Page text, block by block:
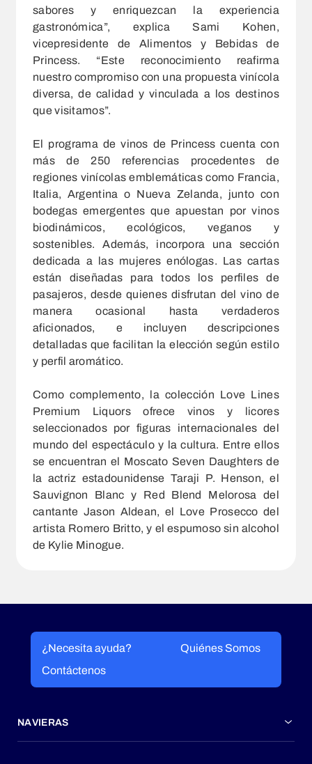
sabores y enriquezcan la experiencia
gastronómica”, explica Sami Kohen,
vicepresidente de Alimentos y Bebidas de
Princess. “Este reconocimiento reafirma
nuestro compromiso con una propuesta vinícola
diversa, de calidad y vinculada a los destinos
que visitamos”.
El programa de vinos de Princess cuenta con
más de 250 referencias procedentes de
regiones vinícolas emblemáticas como Francia,
Italia, Argentina o Nueva Zelanda, junto con
bodegas emergentes que apuestan por vinos
biodinámicos, ecológicos, veganos y
sostenibles. Además, incorpora una sección
dedicada a las mujeres enólogas. Las cartas
están diseñadas para todos los perfiles de
pasajeros, desde quienes disfrutan del vino de
manera ocasional hasta verdaderos
aficionados, e incluyen descripciones
detalladas que facilitan la elección según estilo
y perfil aromático.
Como complemento, la colección Love Lines
Premium Liquors ofrece vinos y licores
seleccionados por figuras internacionales del
mundo del espectáculo y la cultura. Entre ellos
se encuentran el Moscato Seven Daughters de
la actriz estadounidense Taraji P. Henson, el
Sauvignon Blanc y Red Blend Melorosa del
cantante Jason Aldean, el Love Prosecco del
artista Romero Britto, y el espumoso sin alcohol
de Kylie Minogue.
¿Necesita ayuda?
Quiénes Somos
Contáctenos
NAVIERAS